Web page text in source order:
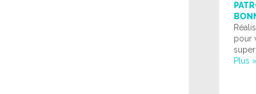
pour
Plus »